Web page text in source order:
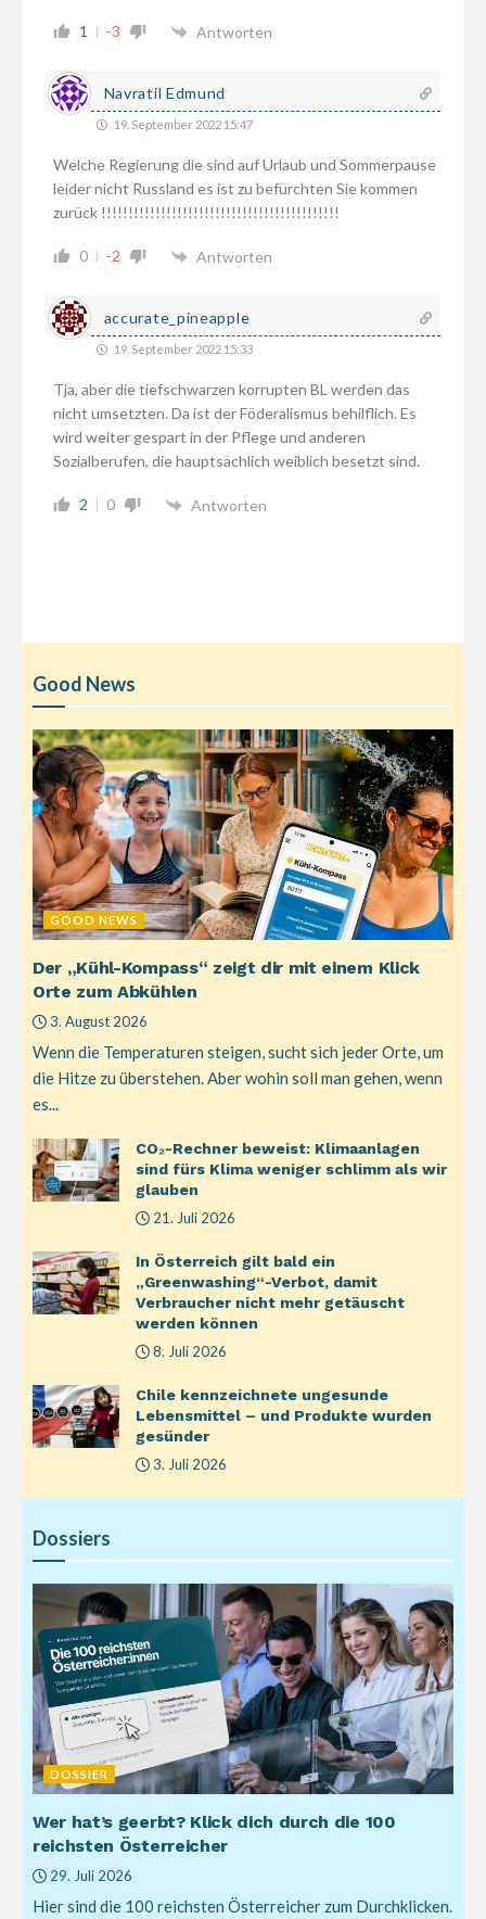
1 -3 Antworten
Navratil Edmund
19. September 2022 15:47
Welche Regierung die sind auf Urlaub und Sommerpause
leider nicht Russland es ist zu befürchten Sie kommen
zurück !!!!!!!!!!!!!!!!!!!!!!!!!!!!!!!!!!!!!!!!!!!!
0 -2 Antworten
accurate_pineapple
19. September 2022 15:33
Tja, aber die tiefschwarzen korrupten BL werden das
nicht umsetzten. Da ist der Föderalismus behilflich. Es
wird weiter gespart in der Pflege und anderen
Sozialberufen, die hauptsächlich weiblich besetzt sind.
2 0 Antworten
Good News
GOOD NEWS
Der „Kühl-Kompass“ zeigt dir mit einem Klick
Orte zum Abkühlen
3. August 2026
Wenn die Temperaturen steigen, sucht sich jeder Orte, um
die Hitze zu überstehen. Aber wohin soll man gehen, wenn
es...
CO₂-Rechner beweist: Klimaanlagen
sind fürs Klima weniger schlimm als wir
glauben
21. Juli 2026
In Österreich gilt bald ein
„Greenwashing“-Verbot, damit
Verbraucher nicht mehr getäuscht
werden können
8. Juli 2026
Chile kennzeichnete ungesunde
Lebensmittel – und Produkte wurden
gesünder
3. Juli 2026
Dossiers
DOSSIER
Wer hat’s geerbt? Klick dich durch die 100
reichsten Österreicher
29. Juli 2026
Hier sind die 100 reichsten Österreicher zum Durchklicken.